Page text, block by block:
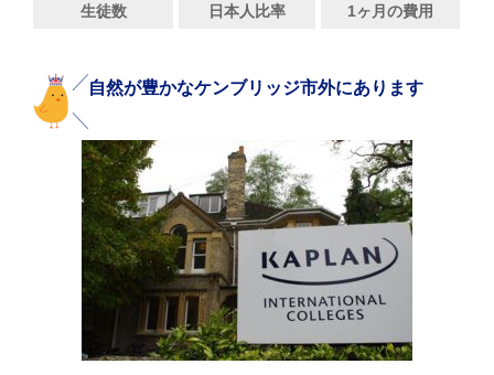
生徒数 日本人比率 1ヶ月の費用
自然が豊かなケンブリッジ市外にあります